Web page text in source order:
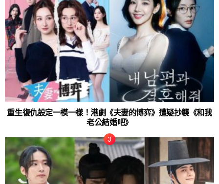
重生復仇設定一模一樣！港劇《夫妻的博弈》遭疑抄襲《和我
老公結婚吧》